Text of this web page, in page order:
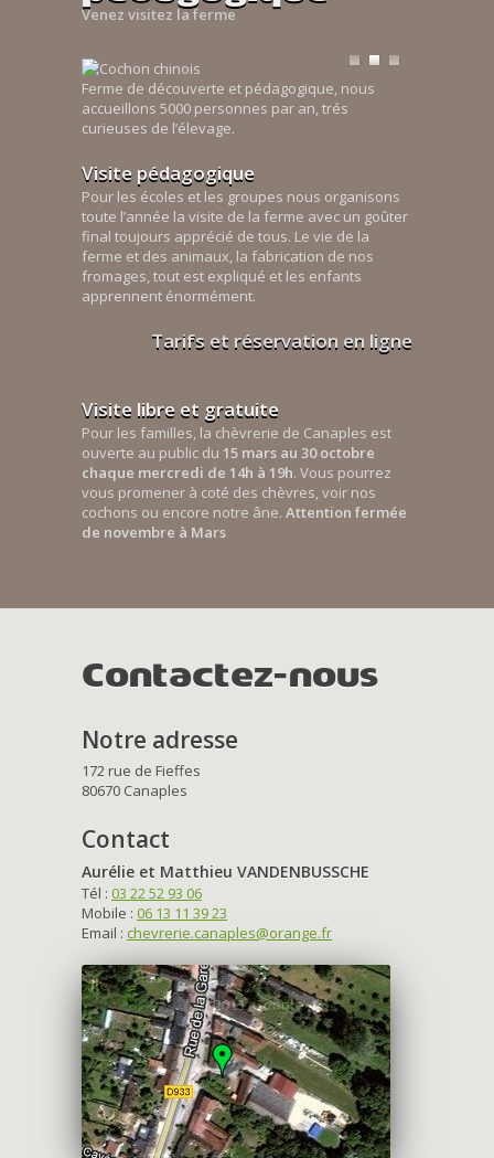
Venez visitez la ferme
Ferme de découverte et pédagogique, nous
accueillons 5000 personnes par an, trés
curieuses de l’élevage.
Visite pédagogique
Pour les écoles et les groupes nous organisons
toute l’année la visite de la ferme avec un goûter
final toujours apprécié de tous. Le vie de la
ferme et des animaux, la fabrication de nos
fromages, tout est expliqué et les enfants
apprennent énormément.
Tarifs et réservation en ligne
Visite libre et gratuite
Pour les familles, la chèvrerie de Canaples est
ouverte au public du 15 mars au 30 octobre
chaque mercredi de 14h à 19h. Vous pourrez
vous promener à coté des chèvres, voir nos
cochons ou encore notre âne. Attention fermée
de novembre à Mars
Contactez-nous
Notre adresse
172 rue de Fieffes
80670 Canaples
Contact
Aurélie et Matthieu VANDENBUSSCHE
Tél : 03 22 52 93 06
Mobile : 06 13 11 39 23
Email : chevrerie.canaples@orange.fr